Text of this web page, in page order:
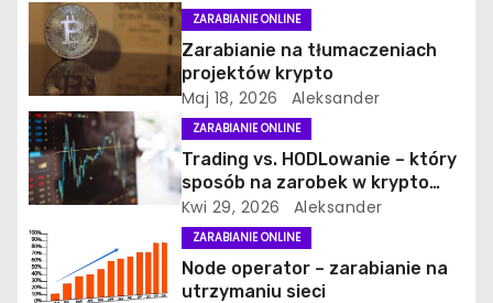
ZARABIANIE ONLINE
Zarabianie na tłumaczeniach
projektów krypto
Maj 18, 2026 Aleksander
ZARABIANIE ONLINE
Trading vs. HODLowanie – który
sposób na zarobek w krypto
jest dla Ciebie?
Kwi 29, 2026 Aleksander
ZARABIANIE ONLINE
Node operator – zarabianie na
utrzymaniu sieci